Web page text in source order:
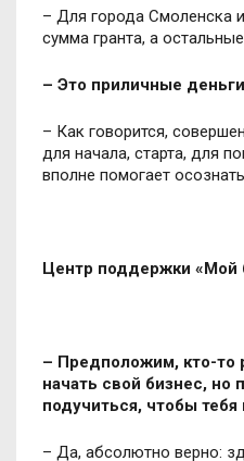
– Для города Смоленска
сумма гранта, а
– Это приличные
– Как говорится,
для начала, старта, для
вполне помогает
Центр поддержки «Мой
– Предположим, кто-то
начать свой бизнес, но
подучиться, чтобы тебя
– Да, абсолютно верно: